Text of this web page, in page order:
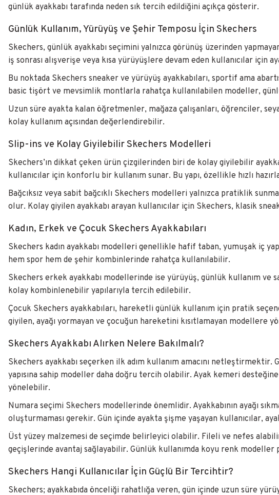
günlük ayakkabı tarafında neden sık tercih edildiğini açıkça gösterir.
Günlük Kullanım, Yürüyüş ve Şehir Temposu İçin Skechers
Skechers, günlük ayakkabı seçimini yalnızca görünüş üzerinden
iş sonrası alışverişe veya kısa yürüyüşlere devam eden kullanıcılar için
Bu noktada Skechers sneaker ve yürüyüş ayakkabıları, sportif ama
basic tişört ve mevsimlik montlarla rahatça kullanılabilen modeller,
Uzun süre ayakta kalan öğretmenler, mağaza çalışanları, öğrenciler,
kolay kullanım açısından değerlendirebilir.
Slip-ins ve Kolay Giyilebilir Skechers Modelleri
Skechers’ın dikkat çeken ürün çizgilerinden biri de kolay giyilebilir
kullanıcılar için konforlu bir kullanım sunar. Bu yapı, özellikle hızlı
Bağcıksız veya sabit bağcıklı Skechers modelleri yalnızca pratiklik
olur. Kolay giyilen ayakkabı arayan kullanıcılar için Skechers, klasik
Kadın, Erkek ve Çocuk Skechers Ayakkabıları
Skechers kadın ayakkabı modelleri genellikle hafif taban, yumuşak iç
hem spor hem de şehir kombinlerinde rahatça kullanılabilir.
Skechers erkek ayakkabı modellerinde ise yürüyüş, günlük kullanım ve
kolay kombinlenebilir yapılarıyla tercih edilebilir.
Çocuk Skechers ayakkabıları, hareketli günlük kullanım için pratik
giyilen, ayağı yormayan ve çocuğun hareketini kısıtlamayan modellere
Skechers Ayakkabı Alırken Nelere Bakılmalı?
Skechers ayakkabı seçerken ilk adım kullanım amacını
yapısına sahip modeller daha doğru tercih olabilir. Ayak kemeri
yönelebilir.
Numara seçimi Skechers modellerinde önemlidir. Ayakkabının ayağı
oluşturmaması gerekir. Gün içinde ayakta şişme yaşayan kullanıcılar,
Üst yüzey malzemesi de seçimde belirleyici olabilir. Fileli ve nefes
geçişlerinde avantaj sağlayabilir. Günlük kullanımda koyu renk
Skechers Hangi Kullanıcılar İçin Güçlü Bir Tercihtir?
Skechers; ayakkabıda önceliği rahatlığa veren, gün içinde uzun süre